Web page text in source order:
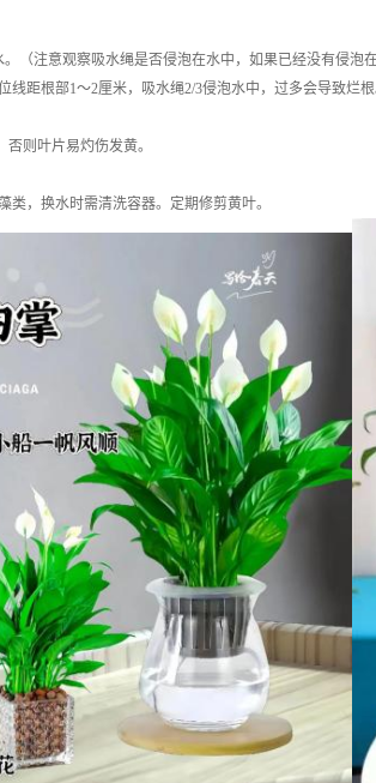
（注意观察吸水绳是否侵泡在水中，如果已经没有侵泡
线距根部1～2厘米，吸水绳2/3侵泡水中，过多会导致烂根
否则叶片易灼伤发黄。
类，换水时需清洗容器。定期修剪黄叶。